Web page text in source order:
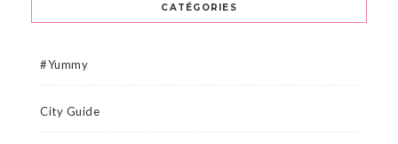
CATÉGORIES
#Yummy
City Guide